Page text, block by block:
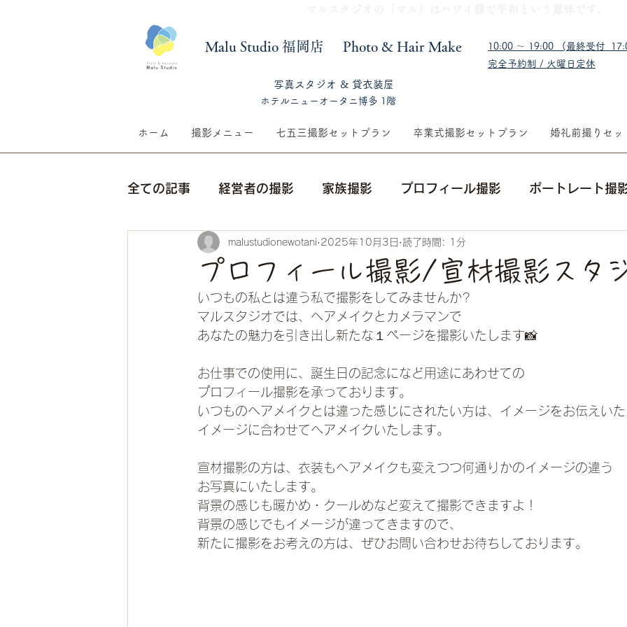
Malu Studio 福岡店 ​Photo & Hair Make
10:00 〜 19:00 (最終受付
完全予約制 / 火曜日定休
​写真スタジオ & 貸衣装屋
​ホテルニューオータニ博多 1階
ホーム 撮影メニュー 七五三撮影セットプラン 卒業式撮影セットプラン 婚礼前撮りセッ
全ての記事 経営者の撮影 家族撮影 プロフィール撮影 ポートレート撮
七五三撮影 季節の話題 集合写真 出張撮影
生前遺影撮影 ウェディングフォト メイクレッスン
プロフィール撮影/宣材撮影スタ
malustudionewotani 2025年10月3日 読了時間: 1分
いつもの私とは違う私で撮影をしてみませんか?
マルスタジオでは、ヘアメイクとカメラマンで
あなたの魅力を引き出し新たな１ページを撮影いたします📸
お仕事での使用に、誕生日の記念になど用途にあわせての
プロフィール撮影を承っております。
いつものヘアメイクとは違った感じにされたい方は、イメージをお伝えい
イメージに合わせてヘアメイクいたします。
宣材撮影の方は、衣装もヘアメイクも変えつつ何通りかのイメージの違う
お写真にいたします。
背景の感じも暖かめ・クールめなど変えて撮影できますよ！
背景の感じでもイメージが違ってきますので、
新たに撮影をお考えの方は、ぜひお問い合わせお待ちしております。